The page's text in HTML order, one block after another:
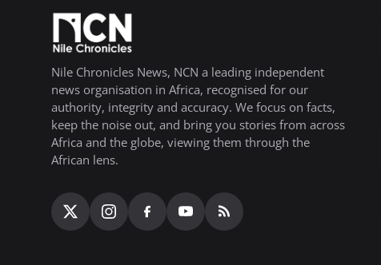
Nile Chronicles News, NCN a leading independent
news organisation in Africa, recognised for our
authority, integrity and accuracy. We focus on facts,
keep the noise out, and bring you stories from across
Africa and the globe, viewing them through the
African lens.